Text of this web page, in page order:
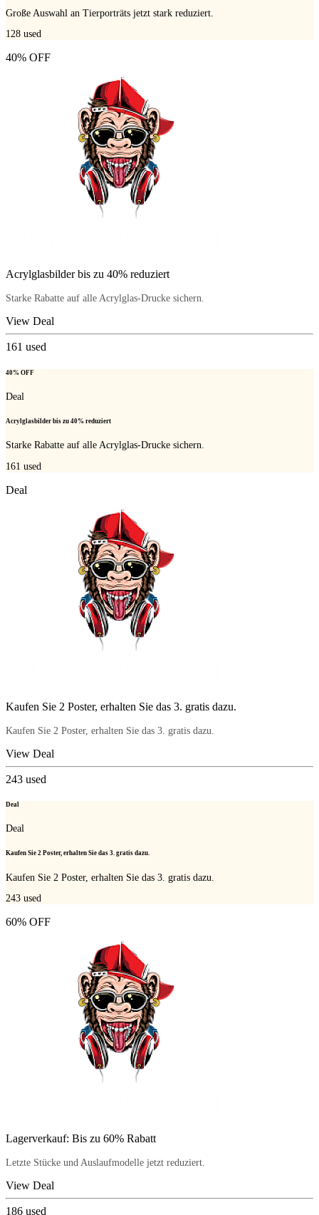
Große Auswahl an Tierporträts jetzt stark reduziert.
128 used
40% OFF
Acrylglasbilder bis zu 40% reduziert
Starke Rabatte auf alle Acrylglas-Drucke sichern.
View Deal
161 used
40% OFF
Deal
Acrylglasbilder bis zu 40% reduziert
Starke Rabatte auf alle Acrylglas-Drucke sichern.
161 used
Deal
Kaufen Sie 2 Poster, erhalten Sie das 3. gratis dazu.
Kaufen Sie 2 Poster, erhalten Sie das 3. gratis dazu.
View Deal
243 used
Deal
Deal
Kaufen Sie 2 Poster, erhalten Sie das 3. gratis dazu.
Kaufen Sie 2 Poster, erhalten Sie das 3. gratis dazu.
243 used
60% OFF
Lagerverkauf: Bis zu 60% Rabatt
Letzte Stücke und Auslaufmodelle jetzt reduziert.
View Deal
186 used